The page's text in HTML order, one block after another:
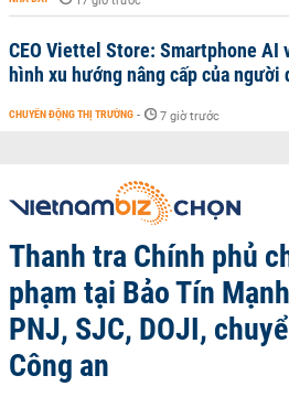
CEO Viettel Store: Smartphone AI
hình xu hướng nâng cấp của người
CHUYỂN ĐỘNG THỊ TRƯỜNG - 7 giờ trước
Thanh tra Chính phủ
phạm tại Bảo Tín
PNJ, SJC, DOJI,
Công an